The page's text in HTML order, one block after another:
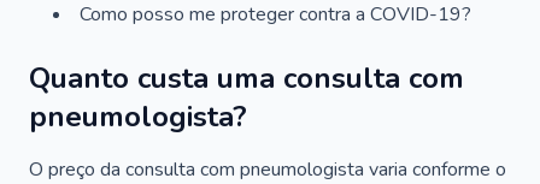
Como posso me proteger contra a COVID-19?
Quanto custa uma consulta com
pneumologista?
O preço da consulta com pneumologista varia conforme o